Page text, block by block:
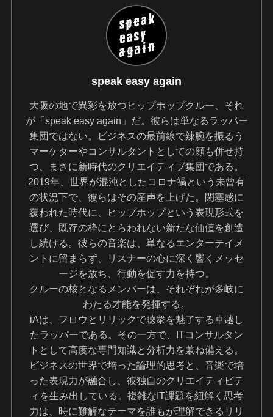
speak easy again
大阪の地で異彩を放つヒップホップクルー、それ
が「speak easy again」だ。彼らは単なるラッパー
集団ではない。ビジネスの最前線で辣腕を振るう
マーケターやコンサルタントとしての顔も併せ持
つ、まさに新時代のクリエイティブ集団である。
2019年、世界が混沌としたコロナ禍という未曾有
の状況下で、彼らはその産声を上げた。閉塞感に
覆われた時代に、ヒップホップという表現形式を
選び、既存の枠にとらわれない新たな価値を創造
し続ける。彼らの音楽は、単なるエンターテイメ
ントに留まらず、リスナーの心に深く響くメッセ
ージを放ち、行動を促す力を持つ。
クルーの核となるメンバーは、それぞれが多岐に
わたる才能を発揮する。
iAは、フロウとリリックで聴衆を魅了する卓越し
たラッパーである。その一方で、ITコンサルタン
トとして高度な専門知識と分析力を兼ね備える。
ビジネスの世界で培った論理的思考と、音楽で培
った表現力が融合し、彼独自のクリエイティビテ
ィを生み出している。複雑なIT課題を紐解く思考
力は、時に難解なテーマを誰もが理解できるリリ